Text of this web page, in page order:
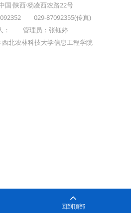
国·陕西·杨凌西农路22号
029-87092355(传真)
： 管理员：张钰婷
北农林科技大学信息工程学院
回到顶部